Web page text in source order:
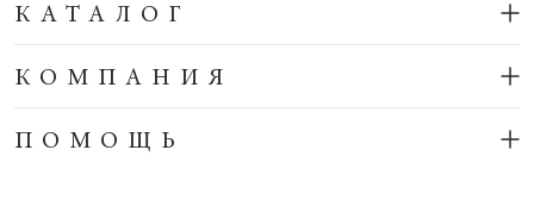
КАТАЛОГ
КОМПАНИЯ
ПОМОЩЬ